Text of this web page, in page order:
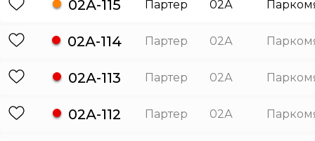
02А-115 Партер 02А
02А-114 Партер 02А
02А-113 Партер 02А
02А-112 Партер 02А